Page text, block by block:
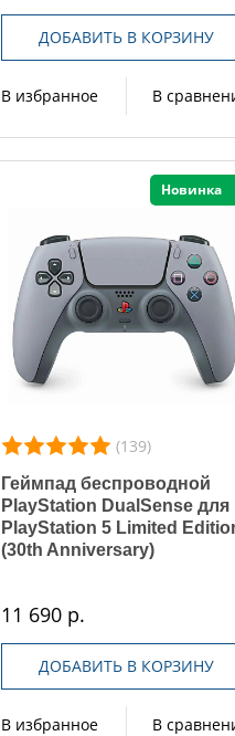
ДОБАВИТЬ В КОРЗИНУ
В избранное В
Новинка
(139)
Геймпад беспроводной
PlayStation DualSense для
PlayStation 5 Limited
(30th Anniversary)
11 690 р.
ДОБАВИТЬ В КОРЗИНУ
В избранное В